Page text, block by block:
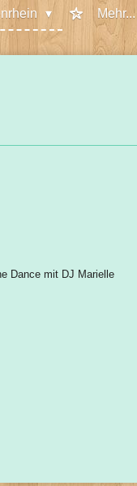
Mehr...
Dance mit DJ Marielle